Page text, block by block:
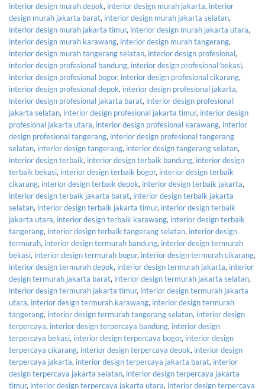
interior design murah depok, interior design murah jakarta, interior
design murah jakarta barat, interior design murah jakarta selatan,
interior design murah jakarta timur, interior design murah jakarta utara,
interior design murah karawang, interior design murah tangerang,
interior design murah tangerang selatan, interior design profesional,
interior design profesional bandung, interior design profesional bekasi,
interior design profesional bogor, interior design profesional cikarang,
interior design profesional depok, interior design profesional jakarta,
interior design profesional jakarta barat, interior design profesional
jakarta selatan, interior design profesional jakarta timur, interior design
profesional jakarta utara, interior design profesional karawang, interior
design profesional tangerang, interior design profesional tangerang
selatan, interior design tangerang, interior design tangerang selatan,
interior design terbaik, interior design terbaik bandung, interior design
terbaik bekasi, interior design terbaik bogor, interior design terbaik
cikarang, interior design terbaik depok, interior design terbaik jakarta,
interior design terbaik jakarta barat, interior design terbaik jakarta
selatan, interior design terbaik jakarta timur, interior design terbaik
jakarta utara, interior design terbaik karawang, interior design terbaik
tangerang, interior design terbaik tangerang selatan, interior design
termurah, interior design termurah bandung, interior design termurah
bekasi, interior design termurah bogor, interior design termurah cikarang,
interior design termurah depok, interior design termurah jakarta, interior
design termurah jakarta barat, interior design termurah jakarta selatan,
interior design termurah jakarta timur, interior design termurah jakarta
utara, interior design termurah karawang, interior design termurah
tangerang, interior design termurah tangerang selatan, interior design
terpercaya, interior design terpercaya bandung, interior design
terpercaya bekasi, interior design terpercaya bogor, interior design
terpercaya cikarang, interior design terpercaya depok, interior design
terpercaya jakarta, interior design terpercaya jakarta barat, interior
design terpercaya jakarta selatan, interior design terpercaya jakarta
timur, interior design terpercaya jakarta utara, interior design terpercaya